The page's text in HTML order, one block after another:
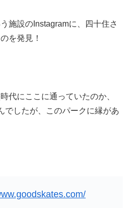
施設のInstagramに、四十住さ
を発見！
代にここに通っていたのか、
でしたが、このパークに縁があ